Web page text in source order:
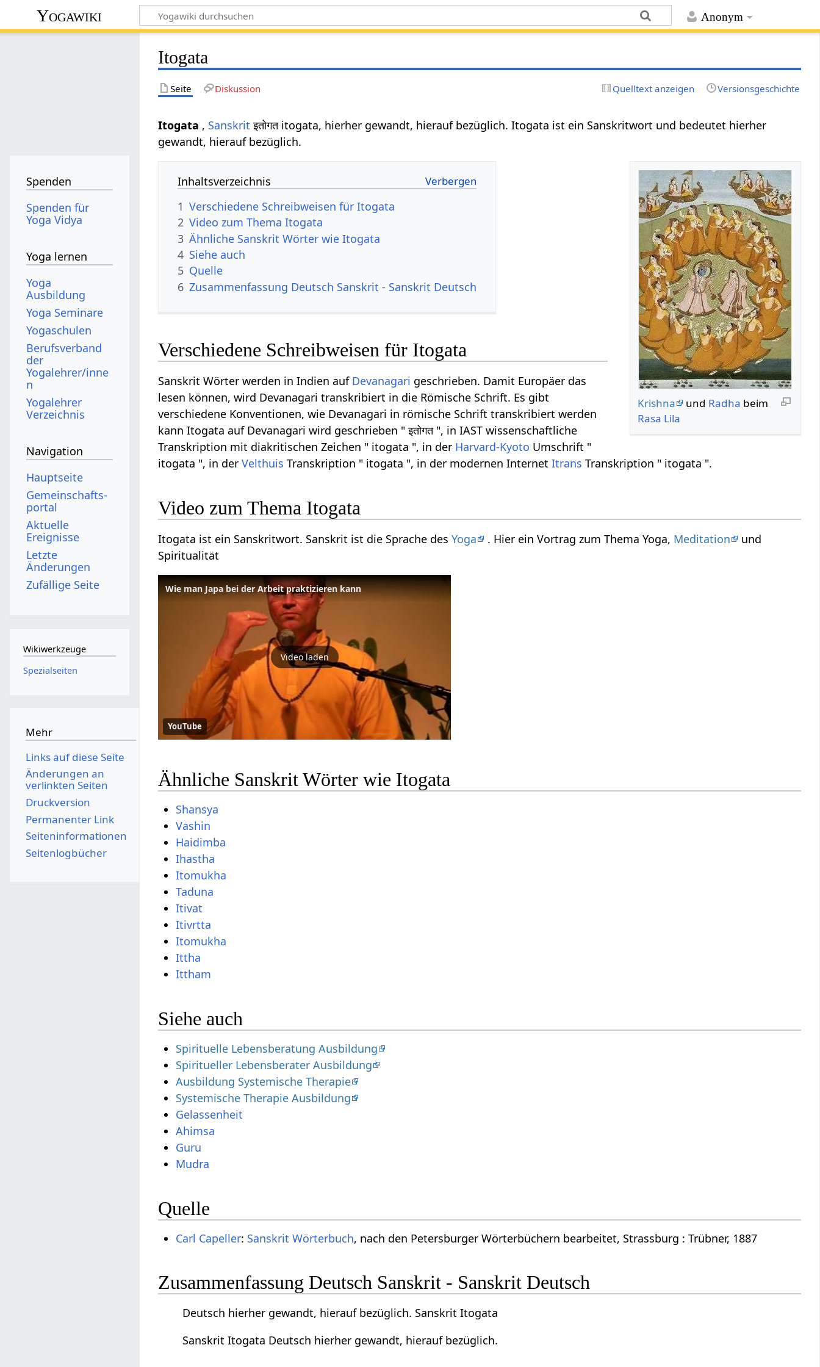
Anonym
Yogawiki
Itogata
Seite Diskussion Quelltext anzeigen Versionsgeschichte
Itogata , Sanskrit इतोगत itogata, hierher gewandt, hierauf bezüglich. Itogata ist ein Sanskritwort und bedeutet hierher
gewandt, hierauf bezüglich.
Krishna und Radha beim
Rasa Lila
Inhaltsverzeichnis
1 Verschiedene Schreibweisen für Itogata
2 Video zum Thema Itogata
3 Ähnliche Sanskrit Wörter wie Itogata
4 Siehe auch
5 Quelle
6 Zusammenfassung Deutsch Sanskrit - Sanskrit Deutsch
Verschiedene Schreibweisen für Itogata
Sanskrit Wörter werden in Indien auf Devanagari geschrieben. Damit Europäer das
lesen können, wird Devanagari transkribiert in die Römische Schrift. Es gibt
verschiedene Konventionen, wie Devanagari in römische Schrift transkribiert werden
kann Itogata auf Devanagari wird geschrieben " इतोगत ", in IAST wissenschaftliche
Transkription mit diakritischen Zeichen " itogata ", in der Harvard-Kyoto Umschrift "
itogata ", in derVelthuis Transkription " itogata ", in der modernen InternetItrans Transkription " itogata ".
Video zum Thema Itogata
Itogata ist ein Sanskritwort. Sanskrit ist die Sprache desYoga . Hier ein Vortrag zum Thema Yoga, Meditation
und
Spiritualität
Wie man Japa bei der Arbeit praktizieren kann
Video laden
YouTube
Ähnliche Sanskrit Wörter wie Itogata
Shansya
Vashin
Haidimba
Ihastha
Itomukha
Taduna
Itivat
Itivrtta
Itomukha
Ittha
Ittham
Siehe auch
Spirituelle Lebensberatung Ausbildung
Spiritueller Lebensberater Ausbildung
Ausbildung Systemische Therapie
Systemische Therapie Ausbildung
Gelassenheit
Ahimsa
Guru
Mudra
Quelle
Carl Capeller: Sanskrit Wörterbuch, nach den Petersburger Wörterbüchern bearbeitet, Strassburg : Trübner, 1887
Zusammenfassung Deutsch Sanskrit - Sanskrit Deutsch
Deutsch hierher gewandt, hierauf bezüglich. Sanskrit Itogata
Sanskrit Itogata Deutsch hierher gewandt, hierauf bezüglich.
Spenden
Spenden für
Yoga Vidya
Yoga lernen
Yoga
Ausbildung
Yoga Seminare
Yogaschulen
Berufsverband
der
Yogalehrer/inne
n
Yogalehrer
Verzeichnis
Navigation
Hauptseite
Gemeinschafts­
portal
Aktuelle
Ereignisse
Letzte
Änderungen
Zufällige Seite
Wikiwerkzeuge
Spezialseiten
Mehr
Links auf diese Seite
Änderungen an
verlinkten Seiten
Druckversion
Permanenter Link
Seiten­­informationen
Seitenlogbücher